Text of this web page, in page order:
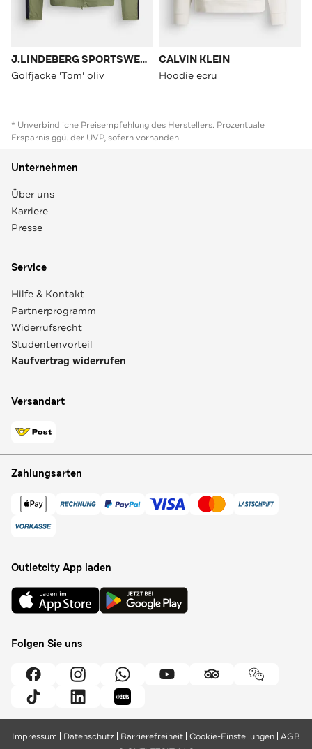
J.LINDEBERG SPORTSWEAR
Golfjacke 'Tom' oliv
CALVIN KLEIN
Hoodie ecru
* Unverbindliche Preisempfehlung des Herstellers. Prozentuale
Ersparnis ggü. der UVP, sofern vorhanden
Unternehmen
Über uns
Karriere
Presse
Service
Hilfe & Kontakt
Partnerprogramm
Widerrufsrecht
Studentenvorteil
Kaufvertrag widerrufen
Versandart
Zahlungsarten
Outletcity App laden
Folgen Sie uns
Impressum Datenschutz Barrierefreiheit Cookie-Einstellungen AGB